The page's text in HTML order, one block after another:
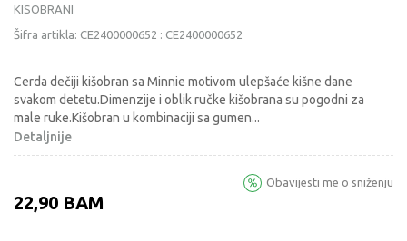
KISOBRANI
Šifra artikla: CE2400000652 : CE2400000652
Cerda dečiji kišobran sa Minnie motivom ulepšaće kišne dane
svakom detetu.Dimenzije i oblik ručke kišobrana su pogodni za
male ruke.Kišobran u kombinaciji sa gumen...
Detaljnije
22,90 BAM
Obavijesti me o sniženju